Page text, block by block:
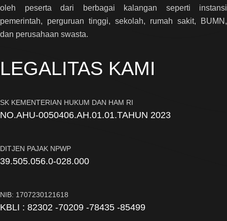
oleh peserta dari berbagai kalangan seperti instansi
pemerintah, perguruan tinggi, sekolah, rumah sakit, BUMN,
dan perusahaan swasta.
LEGALITAS KAMI
SK KEMENTERIAN HUKUM DAN HAM RI
NO.AHU-0050406.AH.01.01.TAHUN 2023
DITJEN PAJAK NPWP
39.505.056.0-028.000
NIB: 1707230121618
KBLI : 82302 -70209 -78435 -85499